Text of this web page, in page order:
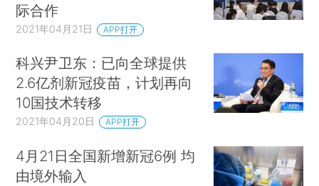
际合作
2021年04月21日 APP打开
科兴尹卫东：已向全球提供
2.6亿剂新冠疫苗，计划再向
10国技术转移
2021年04月20日 APP打开
4月21日全国新增新冠6例 均
由境外输入